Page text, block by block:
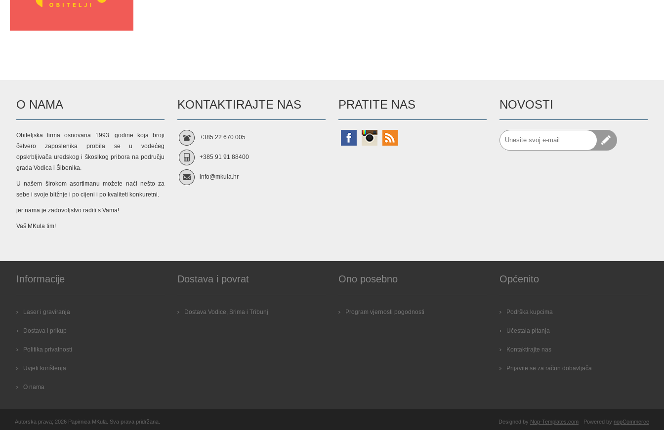
O NAMA
Obiteljska firma osnovana 1993. godine koja broji
četvero zaposlenika probila se u vodećeg
opskrbljivača uredskog i škoslkog pribora na području
grada Vodica i Šibenika.
U našem širokom asortimanu možete naći nešto za
sebe i svoje bližnje i po cijeni i po kvaliteti konkuretni.
jer nama je zadovoljstvo raditi s Vama!
Vaš MKula tim!
KONTAKTIRAJTE NAS
+385 22 670 005
+385 91 91 88400
info@mkula.hr
PRATITE NAS NOVOSTI
Informacije
Laser i graviranja
Dostava i prikup
Politika privatnosti
Uvjeti korištenja
O nama
Dostava i povrat
Dostava Vodice, Srima i Tribunj
Ono posebno
Program vjernosti pogodnosti
Općenito
Podrška kupcima
Učestala pitanja
Kontaktirajte nas
Prijavite se za račun dobavljača
Autorska prava; 2026 Papirnica MKula. Sva prava pridržana. Powered by nopCommerce
Designed by Nop-Templates.com